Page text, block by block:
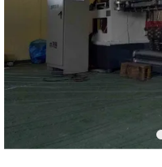
PRIVACY
POLICY